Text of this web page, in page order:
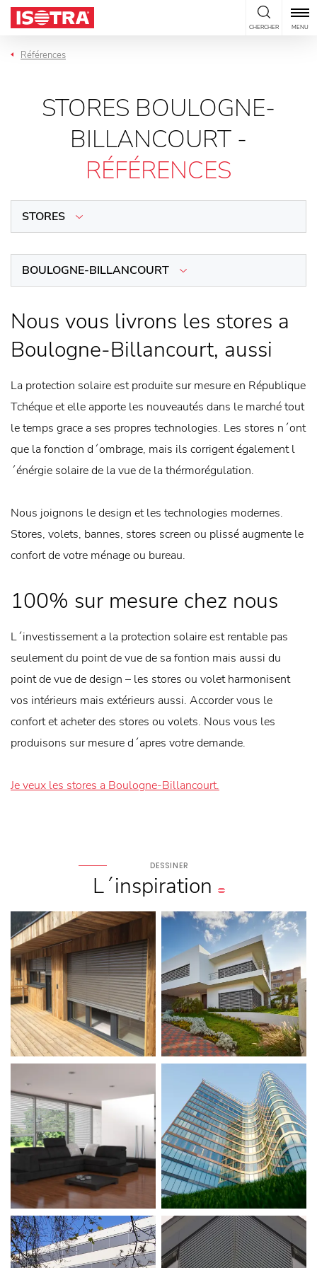
Passer au contenu
CHERCHER MENU
Références
STORES BOULOGNE-
BILLANCOURT -
RÉFÉRENCES
STORES
BOULOGNE-BILLANCOURT
Nous vous livrons les stores a
Boulogne-Billancourt, aussi
La protection solaire est produite sur mesure en République
Tchéque et elle apporte les nouveautés dans le marché tout
le temps grace a ses propres technologies. Les stores n´ont
que la fonction d´ombrage, mais ils corrigent également l
´énérgie solaire de la vue de la thérmorégulation.
Nous joignons le design et les technologies modernes.
Stores, volets, bannes, stores screen ou plissé augmente le
confort de votre ménage ou bureau.
100% sur mesure chez nous
L´investissement a la protection solaire est rentable pas
seulement du point de vue de sa fontion mais aussi du
point de vue de design – les stores ou volet harmonisent
vos intérieurs mais extérieurs aussi. Accorder vous le
confort et acheter des stores ou volets. Nous vous les
produisons sur mesure d´apres votre demande.
Je veux les stores a Boulogne-Billancourt.
DESSINER
L´inspiration